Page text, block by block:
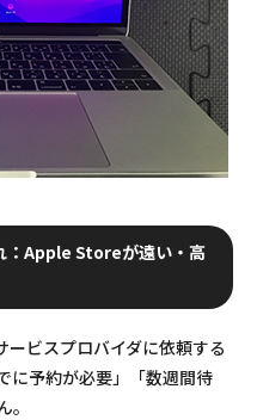
：Apple Storeが遠い・高
ビスプロバイダに依頼する
に予約が必要」「数週間待